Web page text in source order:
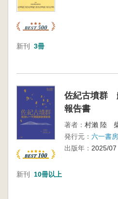
新刊 3冊
佐紀古墳群
報告書
著者： 村瀨 陸
発行元： 六一書房
出版年： 2025/07
新刊 10冊以上